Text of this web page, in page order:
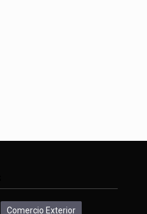
Comercio Exterior